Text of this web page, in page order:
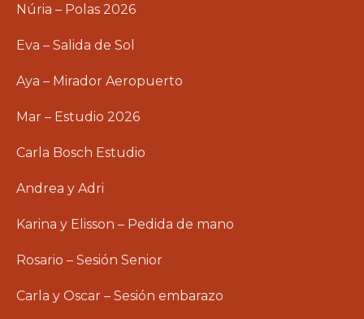
Núria – Polas 2026
Eva – Salida de Sol
Aya – Mirador Aeropuerto
Mar – Estudio 2026
Carla Bosch Estudio
Andrea y Adri
Karina y Elisson – Pedida de mano
Rosario – Sesión Senior
Carla y Oscar – Sesión embarazo